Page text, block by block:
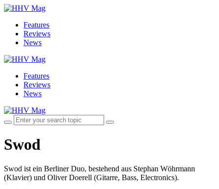
Features
Reviews
News
Features
Reviews
News
Swod
Swod ist ein Berliner Duo, bestehend aus Stephan Wöhrmann
(Klavier) und Oliver Doerell (Gitarre, Bass, Electronics).